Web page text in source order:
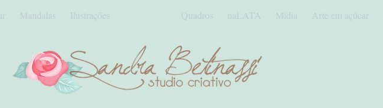
Mandalas Ilustrações Quadros naLATA Mídia Arte em açúcar